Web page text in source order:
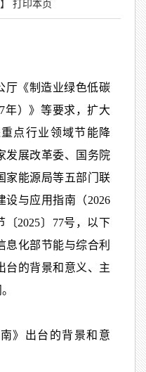
】 打印本页
厅《制造业绿色低碳
年）》等要求，扩大
点行业领域节能降
发展改革委、国务院
家能源局等五部门联
设与应用指南（2026
2025〕77号，以下
息化部节能与综合利
台的背景和意义、主
》出台的背景和意